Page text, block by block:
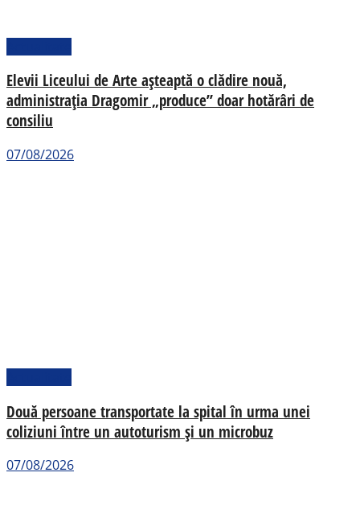
Elevii Liceului de Arte așteaptă o clădire nouă,
administrația Dragomir „produce” doar hotărâri de
consiliu
07/08/2026
Două persoane transportate la spital în urma unei
coliziuni între un autoturism și un microbuz
07/08/2026